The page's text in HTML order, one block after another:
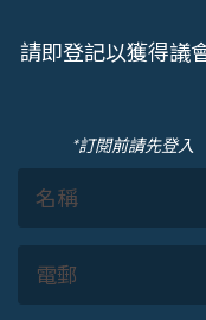
請即登記以獲得議
*訂閱前請先登入